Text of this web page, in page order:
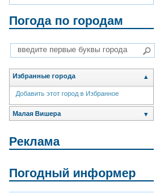
Погода по городам
Избранные города ▲
Добавить этот город в Избранное
Малая Вишера ▼
Реклама
Погодный информер